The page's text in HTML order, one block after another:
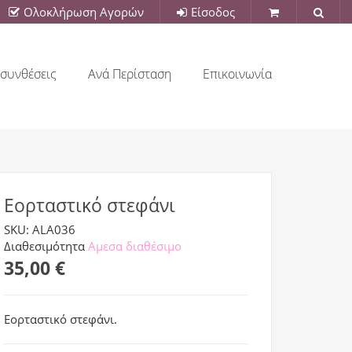
Ολοκλήρωση Αγορών Είσοδος
Ανά Περίσταση Επικοινωνία
Εορταστικό στεφάνι
SKU: ALA036
ΔιαθεσιμότηταΑμεσα διαθέσιμο
35,00 €
Εορταστικό στεφάνι.